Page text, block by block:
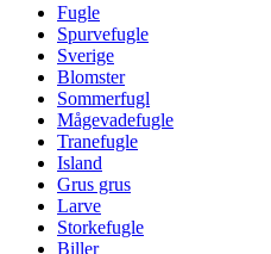
Fugle
Spurvefugle
Sverige
Blomster
Sommerfugl
Mågevadefugle
Tranefugle
Island
Grus grus
Larve
Storkefugle
Biller